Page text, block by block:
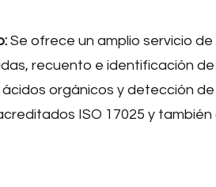
Se ofrece un amplio servicio
recuento e identificación de
orgánicos y detección
ISO 17025 y